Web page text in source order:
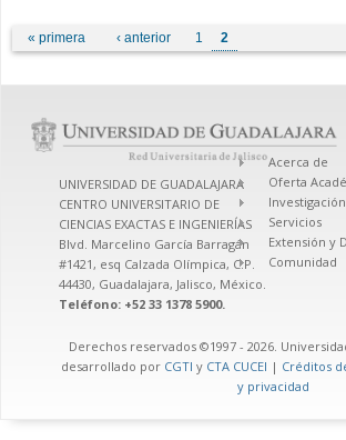
Páginas
« primera ‹ anterior 1 2
UNIVERSIDAD DE GUADALAJARA
CENTRO UNIVERSITARIO DE
CIENCIAS EXACTAS E INGENIERÍAS
Blvd. Marcelino García Barragán
#1421, esq Calzada Olímpica, C.P.
44430, Guadalajara, Jalisco, México.
Teléfono: +52 33 1378 5900.
Acerca de
Oferta
Investigación
Servicios
Extensión y
Comunidad
Derechos reservados ©1997 - 2026.
desarrollado por CGTI y CTA CUCEI | Créditos
y privacidad